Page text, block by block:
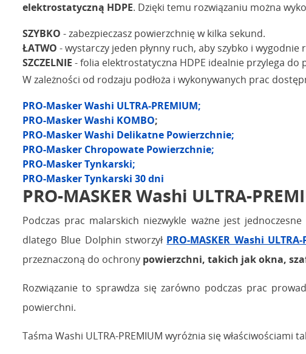
elektrostatyczną HDPE. Dzięki temu rozwiązaniu można
SZYBKO - zabezpieczasz powierzchnię w kilka sekund.
ŁATWO - wystarczy jeden płynny ruch, aby szybko i
SZCZELNIE - folia elektrostatyczna HDPE idealnie przylega
W zależności od rodzaju podłoża i wykonywanych prac
PRO-Masker Washi ULTRA-PREMIUM;
PRO-Masker Washi KOMBO;
PRO-Masker Washi Delikatne Powierzchnie;
PRO-Masker Chropowate Powierzchnie;
PRO-Masker Tynkarski;
PRO-Masker Tynkarski 30 dni
PRO-MASKER Washi ULTRA-
Podczas prac malarskich niezwykle ważne jest
dlatego Blue Dolphin stworzył PRO-MASKER Washi ULTRA-
przeznaczoną do ochrony powierzchni, takich jak okna,
Rozwiązanie to sprawdza się zarówno podczas prac
powierchni.
Taśma Washi ULTRA-PREMIUM wyróżnia się właściwościami